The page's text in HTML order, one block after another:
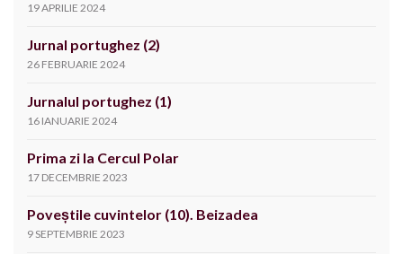
19 APRILIE 2024
Jurnal portughez (2)
26 FEBRUARIE 2024
Jurnalul portughez (1)
16 IANUARIE 2024
Prima zi la Cercul Polar
17 DECEMBRIE 2023
Poveștile cuvintelor (10). Beizadea
9 SEPTEMBRIE 2023